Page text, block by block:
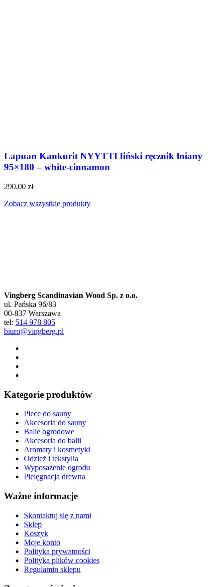
Lapuan Kankurit NYYTTI fiński ręcznik lniany
95×180 – white-cinnamon
290,00 zł
Zobacz wszystkie produkty
Vingberg Scandinavian Wood Sp. z o.o.
ul. Pańska 96/83
00-837 Warszawa
tel: 514 978 805
biuro@vingberg.pl
Kategorie produktów
Piece do sauny
Akcesoria do sauny
Balie ogrodowe
Akcesoria do balii
Aromaty i kosmetyki
Odzież i tekstylia
Wyposażenie ogrodu
Pielęgnacja drewna
Ważne informacje
Skontaktuj się z nami
Sklep
Koszyk
Moje konto
Polityka prywatności
Polityka plików cookies
Regulamin sklepu